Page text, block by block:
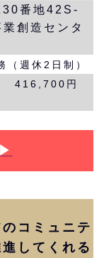
番地42S-
創造センタ
（週休2日制）
416,700円
コミュニテ
してくれる